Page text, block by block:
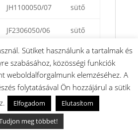
JH1100050/07 sütő
JF2306050/06 sütő
JF2306050/05 sütő
JH2306050/05 sütő
JH2306050/06 sütő
JH1100050/06
Sütiket használunk a tartalmak és
szabásához, közösségi funkciók
weboldalforgalmunk elemzéséhez. A
folytatásával Ön hozzájárul a sütik
Elfogadom
Elutasítom
meg többet!